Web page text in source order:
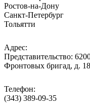
Ростов-на-Дону
Санкт-Петербург
Тольятти
Адрес:
Представительство:
Фронтовых бригад, д.
Телефон:
(343) 389-09-35